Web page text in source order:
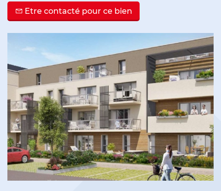
Etre contacté pour ce bien